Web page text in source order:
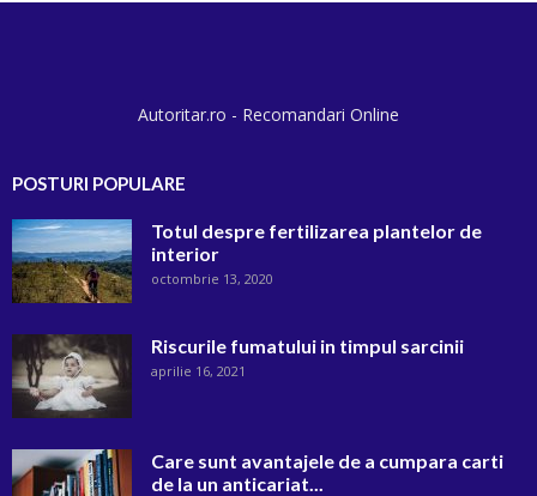
Autoritar.ro - Recomandari Online
POSTURI POPULARE
Totul despre fertilizarea plantelor de
interior
octombrie 13, 2020
Riscurile fumatului in timpul sarcinii
aprilie 16, 2021
Care sunt avantajele de a cumpara carti
de la un anticariat...